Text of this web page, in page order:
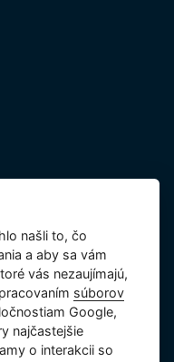
spracovávaných
našli to, čo
a aby sa vám
vás nezaujímajú,
súborov
Google,
najčastejšie
o interakcii so